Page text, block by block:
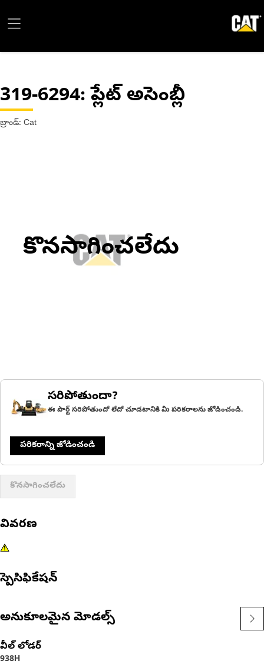
319-6294: ప్లేట్ అసెంబ్లీ
బ్రాండ్: Cat
కొనసాగించలేదు
సరిపోతుందా?
ఈ పార్ట్ సరిపోతుందో లేదో చూడటానికి మీ పరికరాలను జోడించండి.
పరికరాన్ని జోడించండి
కొనసాగించలేదు
వివరణ
స్పెసిఫికేషన్
అనుకూలమైన మోడల్స్
వీల్ లోడర్
938H